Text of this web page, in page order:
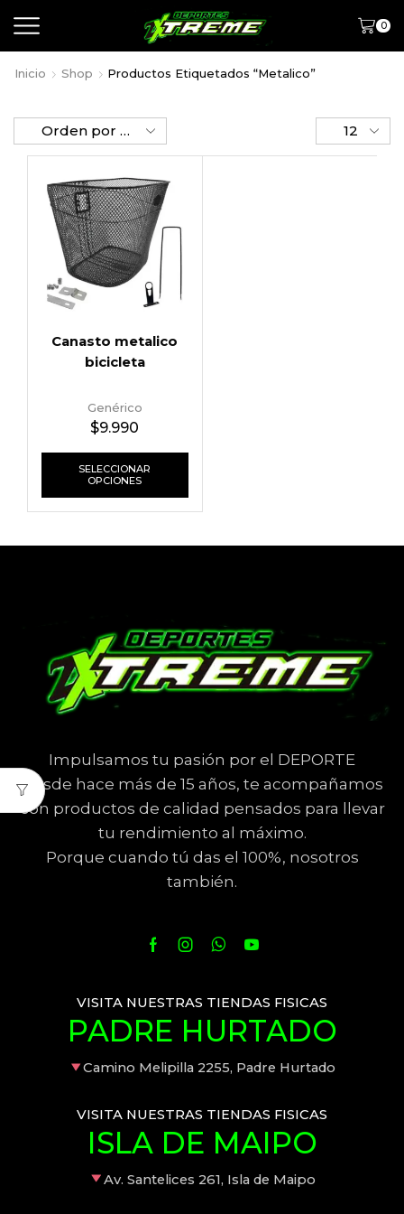
0
Inicio Shop Productos Etiquetados “metalico”
Canasto metalico
bicicleta
Genérico
$9.990
SELECCIONAR
OPCIONES
Impulsamos tu pasión por el DEPORTE
Desde hace más de 15 años, te acompañamos
con productos de calidad pensados para llevar
tu rendimiento al máximo.
Porque cuando tú das el 100%, nosotros
también.
VISITA NUESTRAS TIENDAS FISICAS
PADRE HURTADO
Camino Melipilla 2255, Padre Hurtado
VISITA NUESTRAS TIENDAS FISICAS
ISLA DE MAIPO
Av. Santelices 261, Isla de Maipo